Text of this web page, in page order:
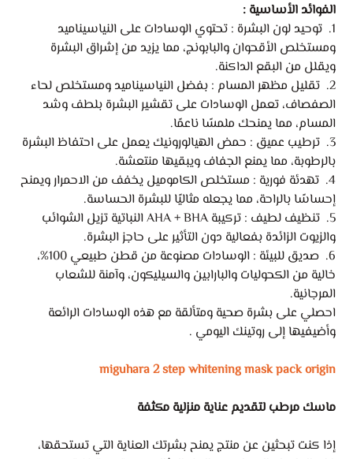
الفوائد الأساسية :
1. توحيد لون البشرة : تحتوي الوسادات على النياسيناميد
ومستخلص الأقحوان والبابونج، مما يزيد من إشراق البشرة
ويقلل من البقع الداكنة.
2. تقليل مظهر المسام : بفضل النياسيناميد ومستخلص لحاء
الصفصاف، تعمل الوسادات على تقشير البشرة بلطف وشد
المسام، مما يمنحك ملمسًا ناعمًا.
3. ترطيب عميق : حمض الهيالورونيك يعمل على احتفاظ البشرة
بالرطوبة، مما يمنع الجفاف ويبقيها منتعشة.
4. تهدئة فورية : مستخلص الكاموميل يخفف من الاحمرار ويمنح
إحساسًا بالراحة، مما يجعله مثاليًا للبشرة الحساسة.
5. تنظيف لطيف : تركيبة AHA + BHA النباتية تزيل الشوائب
والزيوت الزائدة بفعالية دون التأثير على حاجز البشرة.
6. صديق للبيئة : الوسادات مصنوعة من قطن طبيعي 100%،
خالية من الكحوليات والبارابين والسيليكون، وآمنة للشعاب
المرجانية.
احصلي على بشرة صحية ومتألقة مع هذه الوسادات الرائعة
وأضيفيها إلى روتينك اليومي .
miguhara 2 step whitening mask pack origin
ماسك مرطب لتقديم عناية منزلية مكثفة
إذا كنت تبحثين عن منتج يمنح بشرتك العناية التي تستحقها،